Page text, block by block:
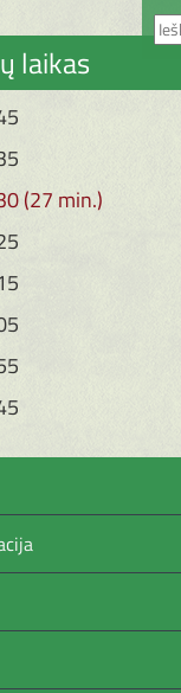
laikas
(27 min.)